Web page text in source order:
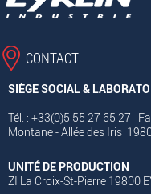
CONTACT
SIÈGE SOCIAL &
Tél. : +33(0)5 55 27 65 27
Montane - Allée des Iris
UNITÉ DE PRODUCTION
ZI La Croix-St-Pierre 19800